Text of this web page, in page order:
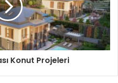
Konut Projeleri